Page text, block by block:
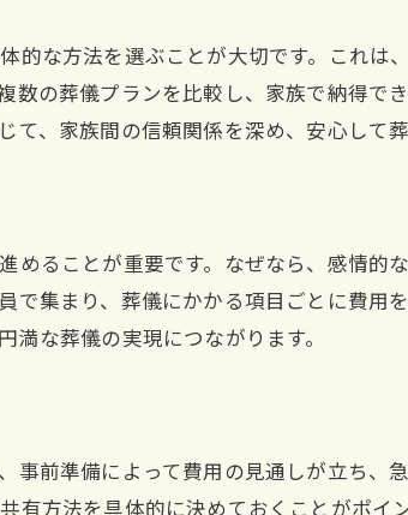
ディアの知識を活かした最期の備え方
書館の情報で後悔しない最期を目指す
もたらす心の安らぎと家族の笑顔
的な方法を選ぶことが大切です。これは
数の葬儀プランを比較し、家族で納得で
、家族間の信頼関係を深め、安心して
めることが重要です。なぜなら、感情的
で集まり、葬儀にかかる項目ごとに費用
な葬儀の実現につながります。
事前準備によって費用の見通しが立ち、
有方法を具体的に決めておくことがポイ